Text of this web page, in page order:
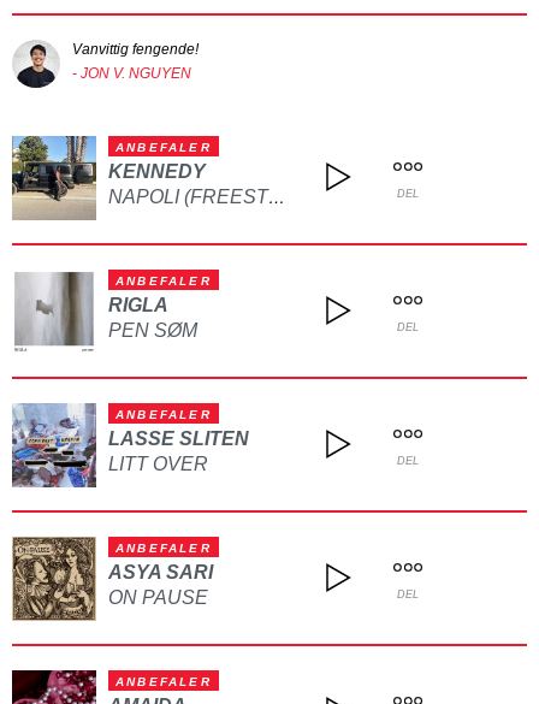
Vanvittig fengende!
- JON V. NGUYEN
ANBEFALER
KENNEDY
NAPOLI (FREESTYLE) DEL
ANBEFALER
RIGLA
PEN SØM
DEL
ANBEFALER
LASSE SLITEN
LITT OVER
DEL
ANBEFALER
ASYA SARI
ON PAUSE
DEL
ANBEFALER